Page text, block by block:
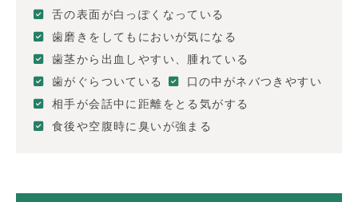
舌の表面が白っぽくなっている
歯磨きをしてもにおいが気になる
歯茎から出血しやすい、腫れている
歯がぐらついている
口の中がネバつきやすい
相手が会話中に距離をとる気がする
食後や空腹時に臭いが強まる